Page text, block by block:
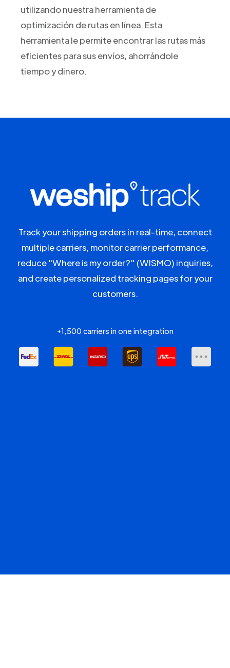
utilizando nuestra herramienta de
optimización de rutas en línea. Esta
herramienta le permite encontrar las rutas más
eficientes para sus envíos, ahorrándole
tiempo y dinero.
Track your shipping orders in real-time, connect
multiple carriers, monitor carrier performance,
reduce "Where is my order?" (WISMO) inquiries,
and create personalized tracking pages for your
customers.
+1,500 carriers in one integration